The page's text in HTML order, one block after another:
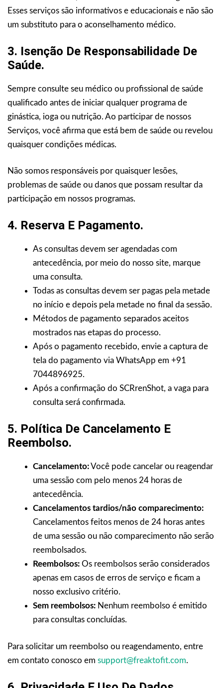
Esses serviços são informativos e educacionais e não são
um substituto para o aconselhamento médico.
3. Isenção De Responsabilidade De
Saúde.
Sempre consulte seu médico ou profissional de saúde
qualificado antes de iniciar qualquer programa de
ginástica, ioga ou nutrição. Ao participar de nossos
Serviços, você afirma que está bem de saúde ou revelou
quaisquer condições médicas.
Não somos responsáveis por quaisquer lesões,
problemas de saúde ou danos que possam resultar da
participação em nossos programas.
4. Reserva E Pagamento.
As consultas devem ser agendadas com
antecedência, por meio do nosso site, marque
uma consulta.
Todas as consultas devem ser pagas pela metade
no início e depois pela metade no final da sessão.
Métodos de pagamento separados aceitos
mostrados nas etapas do processo.
Após o pagamento recebido, envie a captura de
tela do pagamento via WhatsApp em +91
7044896925.
Após a confirmação do SCRrenShot, a vaga para
consulta será confirmada.
5. Política De Cancelamento E
Reembolso.
Cancelamento:Você pode cancelar ou reagendar
uma sessão com pelo menos 24 horas de
antecedência.
Cancelamentos tardios/não comparecimento:
Cancelamentos feitos menos de 24 horas antes
de uma sessão ou não comparecimento não serão
reembolsados.
Reembolsos: Os reembolsos serão considerados
apenas em casos de erros de serviço e ficam a
nosso exclusivo critério.
Sem reembolsos: Nenhum reembolso é emitido
para consultas concluídas.
Para solicitar um reembolso ou reagendamento, entre
em contato conosco em support@freaktofit.com.